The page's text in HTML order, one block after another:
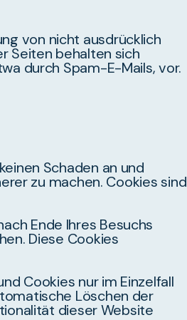
von nicht ausdrücklich
Seiten behalten sich
durch Spam-E-Mails, vor.
Schaden an und
zu machen. Cookies sind
Ende Ihres Besuchs
Diese Cookies
Cookies nur im Einzelfall
Löschen der
dieser Website